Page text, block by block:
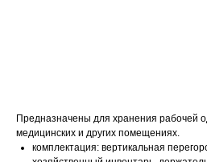
Предназначены для хранения рабочей
медицинских и других помещениях.
комплектация: вертикальная